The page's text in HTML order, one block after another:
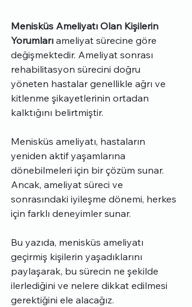
Menisküs Ameliyatı Olan Kişilerin
Yorumları ameliyat sürecine göre
değişmektedir. Ameliyat sonrası
rehabilitasyon sürecini doğru
yöneten hastalar genellikle ağrı ve
kitlenme şikayetlerinin ortadan
kalktığını belirtmiştir.
Menisküs ameliyatı, hastaların
yeniden aktif yaşamlarına
dönebilmeleri için bir çözüm sunar.
Ancak, ameliyat süreci ve
sonrasındaki iyileşme dönemi, herkes
için farklı deneyimler sunar.
Bu yazıda, menisküs ameliyatı
geçirmiş kişilerin yaşadıklarını
paylaşarak, bu sürecin ne şekilde
ilerlediğini ve nelere dikkat edilmesi
gerektiğini ele alacağız.